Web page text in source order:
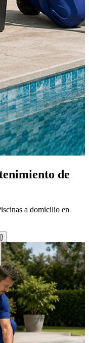
de
a domicilio en